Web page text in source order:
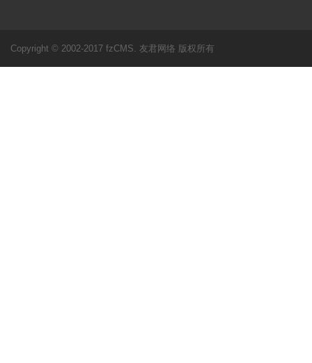
Copyright © 2002-2017 fzCMS. 友君网络 版权所有